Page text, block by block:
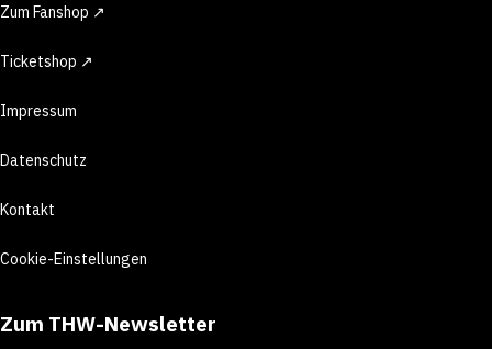
Zum Fanshop ↗
Ticketshop ↗
Impressum
Datenschutz
Kontakt
Cookie-Einstellungen
Zum THW-Newsletter